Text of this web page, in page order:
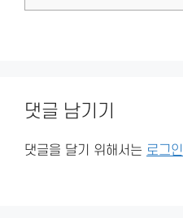
댓글 남기기
댓글을 달기 위해서는 로그인